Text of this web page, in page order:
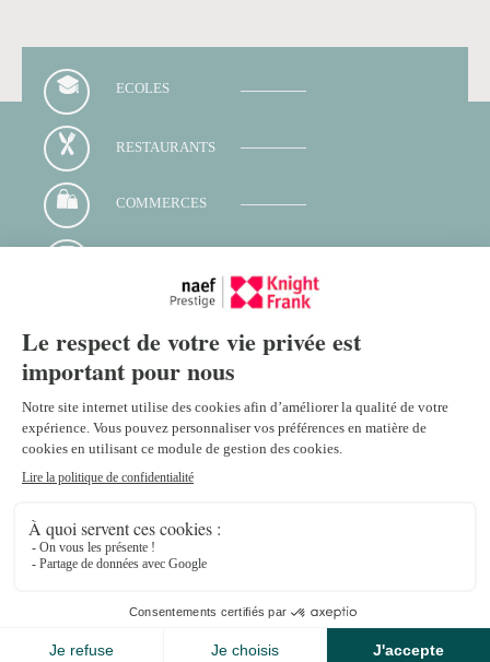
ECOLES
RESTAURANTS
COMMERCES
Contacter votre conseiller